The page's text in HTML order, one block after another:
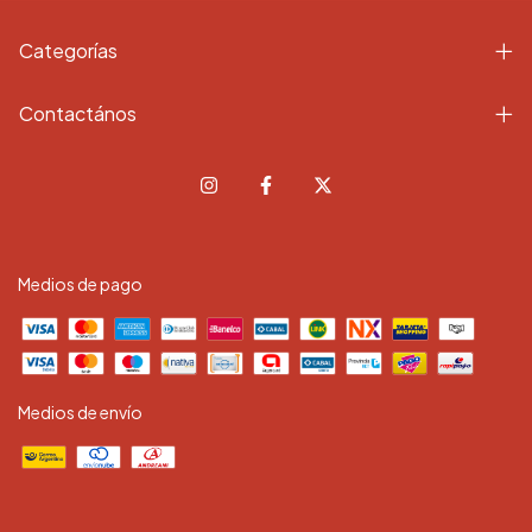
Categorías
Contactános
Medios de pago
Medios de envío